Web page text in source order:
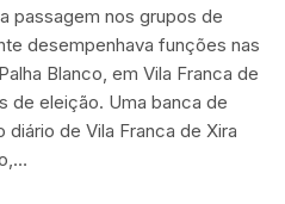
passagem nos grupos de
desempenhava funções nas
Blanco, em Vila Franca de
de eleição. Uma banca de
de Vila Franca de Xira